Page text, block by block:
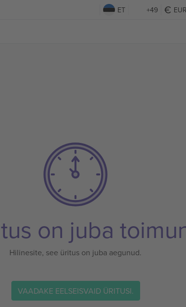
ET +49
on juba
Hilinesite, see üritus on juba aegunud.
VAADAKE EELSEISVAID ÜRITUSI.